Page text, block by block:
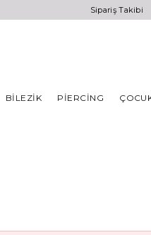
Sipariş Takibi
BILEZIK PIERCING